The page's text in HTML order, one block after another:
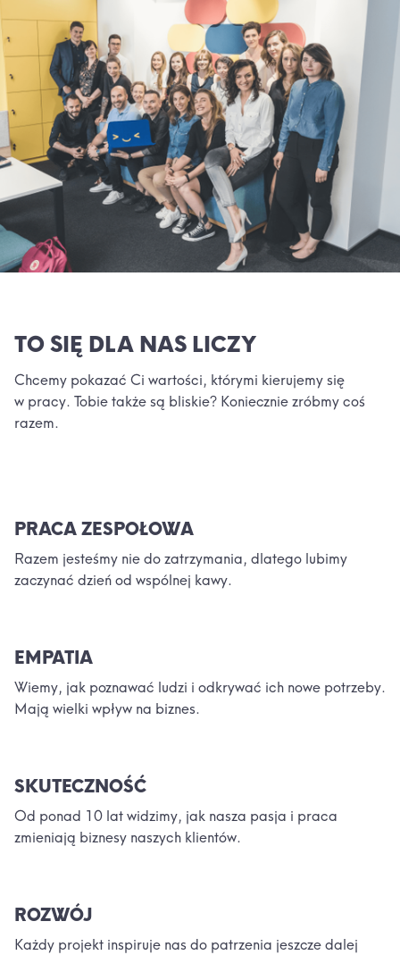
TO SIĘ DLA NAS LICZY
Chcemy pokazać Ci wartości, którymi kierujemy się
w pracy. Tobie także są bliskie? Koniecznie zróbmy coś
razem.
PRACA ZESPOŁOWA
Razem jesteśmy nie do zatrzymania, dlatego lubimy
zaczynać dzień od wspólnej kawy.
EMPATIA
Wiemy, jak poznawać ludzi i odkrywać ich nowe potrzeby.
Mają wielki wpływ na biznes.
SKUTECZNOŚĆ
Od ponad 10 lat widzimy, jak nasza pasja i praca
zmieniają biznesy naszych klientów.
ROZWÓJ
Każdy projekt inspiruje nas do patrzenia jeszcze dalej